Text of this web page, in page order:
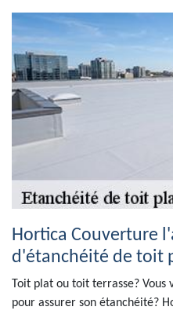
Hortica Couverture
d'étanchéité de toit
Toit plat ou toit terrasse? Vous
pour assurer son étanchéité?